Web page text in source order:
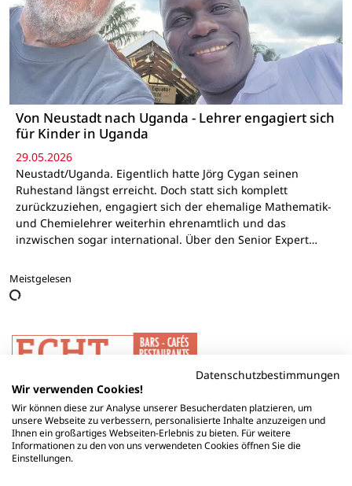
Von Neustadt nach Uganda - Lehrer engagiert sich
für Kinder in Uganda
29.05.2026
Neustadt/Uganda. Eigentlich hatte Jörg Cygan seinen
Ruhestand längst erreicht. Doch statt sich komplett
zurückzuziehen, engagiert sich der ehemalige Mathematik-
und Chemielehrer weiterhin ehrenamtlich und das
inzwischen sogar international. Über den Senior Expert…
Meistgelesen
Datenschutzbestimmungen
Wir verwenden Cookies!
Wir können diese zur Analyse unserer Besucherdaten platzieren, um
unsere Webseite zu verbessern, personalisierte Inhalte anzuzeigen und
Ihnen ein großartiges Webseiten-Erlebnis zu bieten. Für weitere
Informationen zu den von uns verwendeten Cookies öffnen Sie die
Einstellungen.